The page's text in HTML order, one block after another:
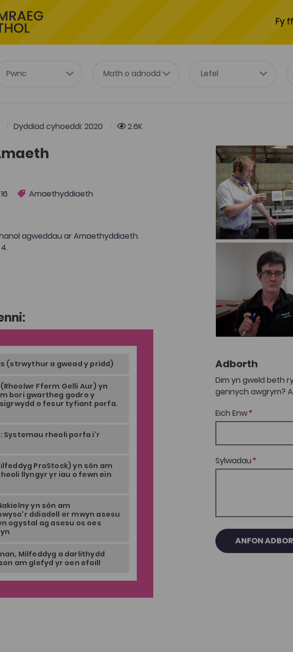
Fy
Dyddiad cyhoeddi: 2020 2.6K
Amaethyddiaeth
agweddau ar Amaethyddiaeth.
(strwythur a gwead y pridd)
Fferm Gelli Aur) yn
bori gwartheg godro y
o fesur tyfiant porfa.
Systemau rheoli porfa i’r
ProStock) yn sôn am
llyngyr yr iau o fewn ein
yn sôn am
ddiadell er mwyn asesu
ogystal ag asesu os oes
Milfeddyg a darlithydd
am glefyd yr oen efaill
Adborth
Dim yn gweld beth
gennych awgrym?
Eich Enw
Sylwadau
ANFON